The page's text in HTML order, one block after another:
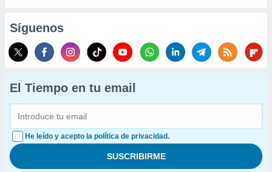
Síguenos
El Tiempo en tu email
He leído y acepto la política de privacidad.